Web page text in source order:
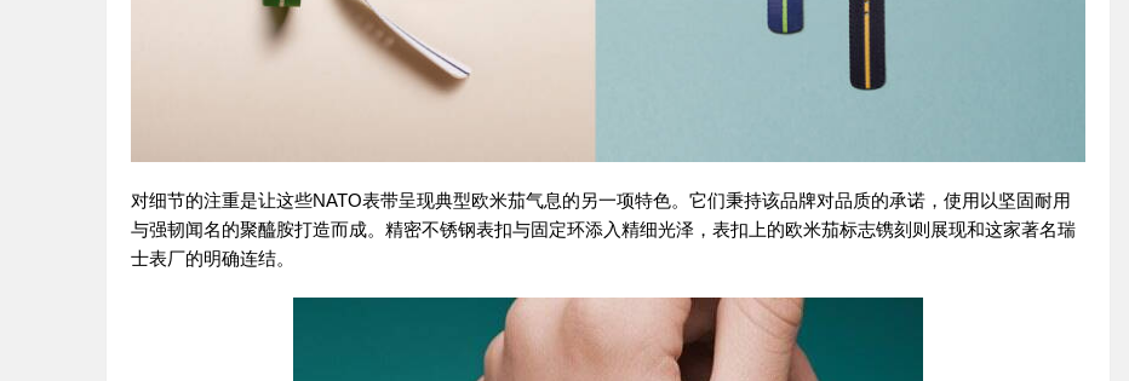
对细节的注重是让这些NATO表带呈现典型欧米茄气息的另一项特色。它们秉持该品牌对品质的承诺，使用以坚固耐用
与强韧闻名的聚醯胺打造而成。精密不锈钢表扣与固定环添入精细光泽，表扣上的欧米茄标志镌刻则展现和这家著名瑞
士表厂的明确连结。